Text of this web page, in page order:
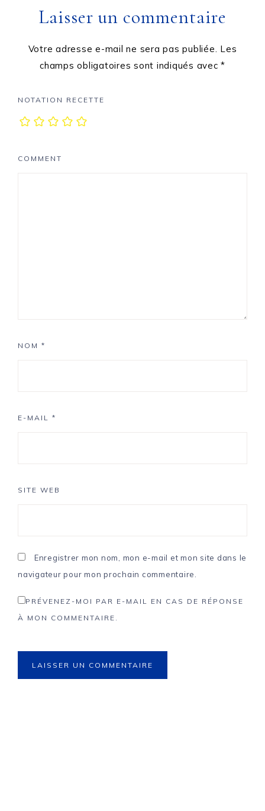
Laisser un commentaire
Votre adresse e-mail ne sera pas publiée. Les
champs obligatoires sont indiqués avec*
NOTATION RECETTE
COMMENT
NOM *
E-MAIL *
SITE WEB
Enregistrer mon nom, mon e-mail et mon site dans le
navigateur pour mon prochain commentaire.
PRÉVENEZ-MOI PAR E-MAIL EN CAS DE RÉPONSE
À MON COMMENTAIRE.